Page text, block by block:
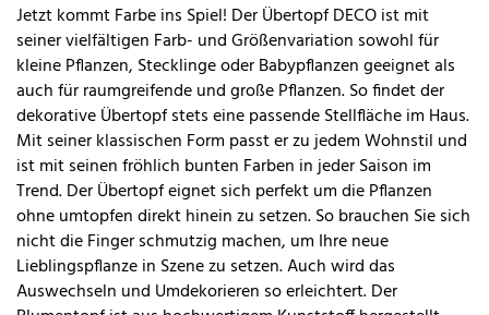
Jetzt kommt Farbe ins Spiel! Der Übertopf DECO ist mit
seiner vielfältigen Farb- und Größenvariation sowohl für
kleine Pflanzen, Stecklinge oder Babypflanzen geeignet als
auch für raumgreifende und große Pflanzen. So findet der
dekorative Übertopf stets eine passende Stellfläche im Haus.
Mit seiner klassischen Form passt er zu jedem Wohnstil und
ist mit seinen fröhlich bunten Farben in jeder Saison im
Trend. Der Übertopf eignet sich perfekt um die Pflanzen
ohne umtopfen direkt hinein zu setzen. So brauchen Sie sich
nicht die Finger schmutzig machen, um Ihre neue
Lieblingspflanze in Szene zu setzen. Auch wird das
Auswechseln und Umdekorieren so erleichtert. Der